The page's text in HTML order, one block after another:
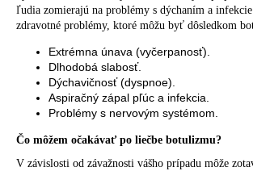
ľudia zomierajú na problémy s dýchaním a
zdravotné problémy, ktoré môžu byť dôsledkom
Extrémna únava (vyčerpanosť).
Dlhodobá slabosť.
Dýchavičnosť (dyspnoe).
Aspiračný zápal pľúc a infekcia.
Problémy s nervovým systémom.
Čo môžem očakávať po liečbe botulizmu?
V závislosti od závažnosti vášho prípadu môže